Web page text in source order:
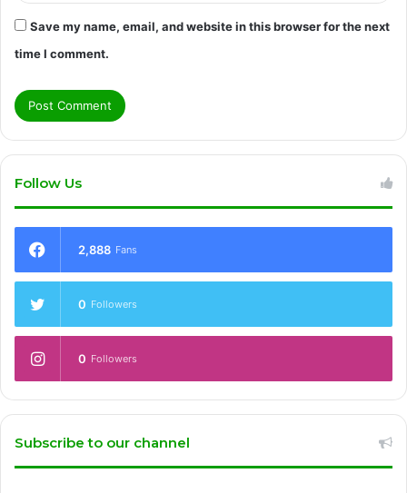
Save my name, email, and website in this browser for the next
time I comment.
Follow Us
2,888 Fans
0 Followers
0 Followers
Subscribe to our channel